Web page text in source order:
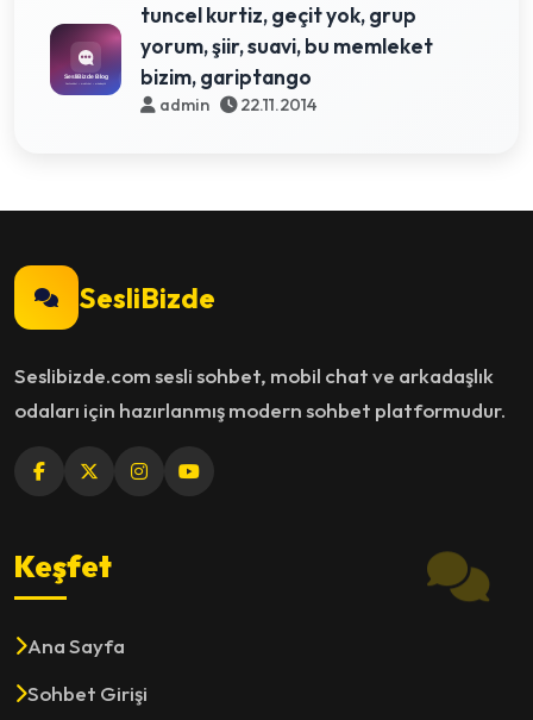
tuncel kurtiz, geçit yok, grup
yorum, şiir, suavi, bu memleket
bizim, gariptango
admin 22.11.2014
SesliBizde
Seslibizde.com sesli sohbet, mobil chat ve arkadaşlık
odaları için hazırlanmış modern sohbet platformudur.
Keşfet
Ana Sayfa
Sohbet Girişi